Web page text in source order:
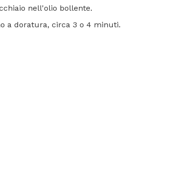
nell'olio bollente.
a doratura, circa 3 o 4 minuti.